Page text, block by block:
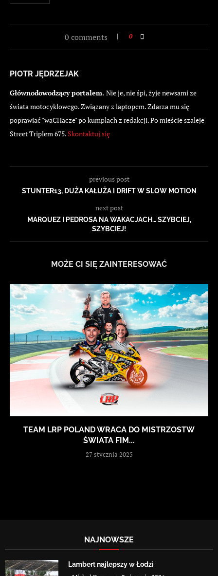
0 comments 0
PIOTR JĘDRZEJAK
Głównodowodzący portalem. Nie je, nie śpi, żyje newsami ze
świata motocyklowego. Związany z laptopem. Zdarza mu się
poprawiać "waCHacze" po kumplach z redakcji. Po mieście szaleje
Street Triplem 675. Skontaktuj się
previous post
STUNTER13, DUŻA KAŁUŻA I DRIFT W SLOW MOTION
next post
MARQUEZ I PEDROSA NA WAKACJACH… SZYBCIEJ,
SZYBCIEJ!
MOŻE CI SIĘ ZAINTERESOWAĆ
TEAM LRP POLAND WRACA DO MISTRZOSTW
ŚWIATA FIM...
27 stycznia 2025
NAJNOWSZE
Lambert najlepszy w Łodzi